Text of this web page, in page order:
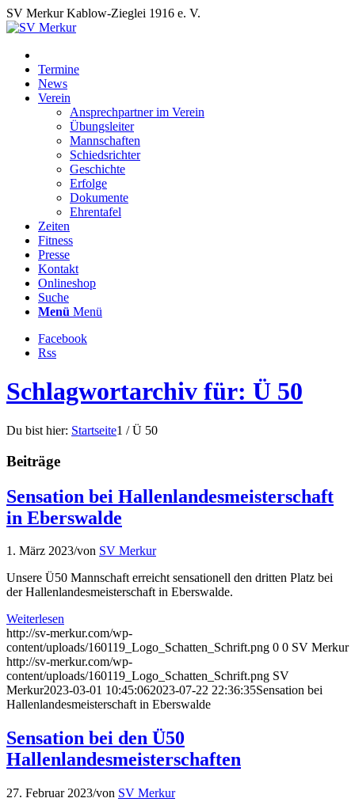
SV Merkur Kablow-Zieglei 1916 e. V.
Termine
News
Verein
Ansprechpartner im Verein
Übungsleiter
Mannschaften
Schiedsrichter
Geschichte
Erfolge
Dokumente
Ehrentafel
Zeiten
Fitness
Presse
Kontakt
Onlineshop
Suche
Menü Menü
Facebook
Rss
Schlagwortarchiv für: Ü 50
Du bist hier: Startseite1 / Ü 50
Beiträge
Sensation bei Hallenlandesmeisterschaft
in Eberswalde
1. März 2023/von SV Merkur
Unsere Ü50 Mannschaft erreicht sensationell den dritten Platz bei
der Hallenlandesmeisterschaft in Eberswalde.
Weiterlesen
http://sv-merkur.com/wp-
content/uploads/160119_Logo_Schatten_Schrift.png 0 0 SV Merkur
http://sv-merkur.com/wp-
content/uploads/160119_Logo_Schatten_Schrift.png SV
Merkur2023-03-01 10:45:062023-07-22 22:36:35Sensation bei
Hallenlandesmeisterschaft in Eberswalde
Sensation bei den Ü50
Hallenlandesmeisterschaften
27. Februar 2023/von SV Merkur